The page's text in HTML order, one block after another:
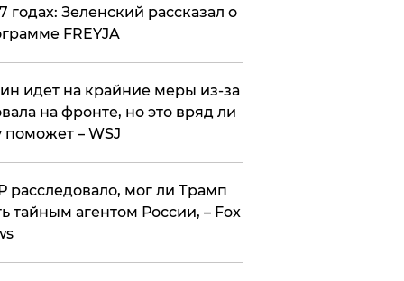
годах: Зеленский рассказал о
FREYJA
идет на крайние меры из-за
на фронте, но это вряд ли
поможет – WSJ
расследовало, мог ли Трамп
тайным агентом России, – Fox